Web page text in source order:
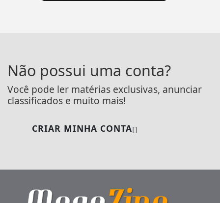
Não possui uma conta?
Você pode ler matérias exclusivas, anunciar
classificados e muito mais!
CRIAR MINHA CONTA